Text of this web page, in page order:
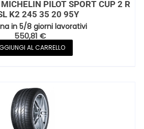
PILOT SPORT CUP 2 R
K2 245 35 20 95Y
in 5/8 giorni lavorativi
550,81 €
AL CARRELLO